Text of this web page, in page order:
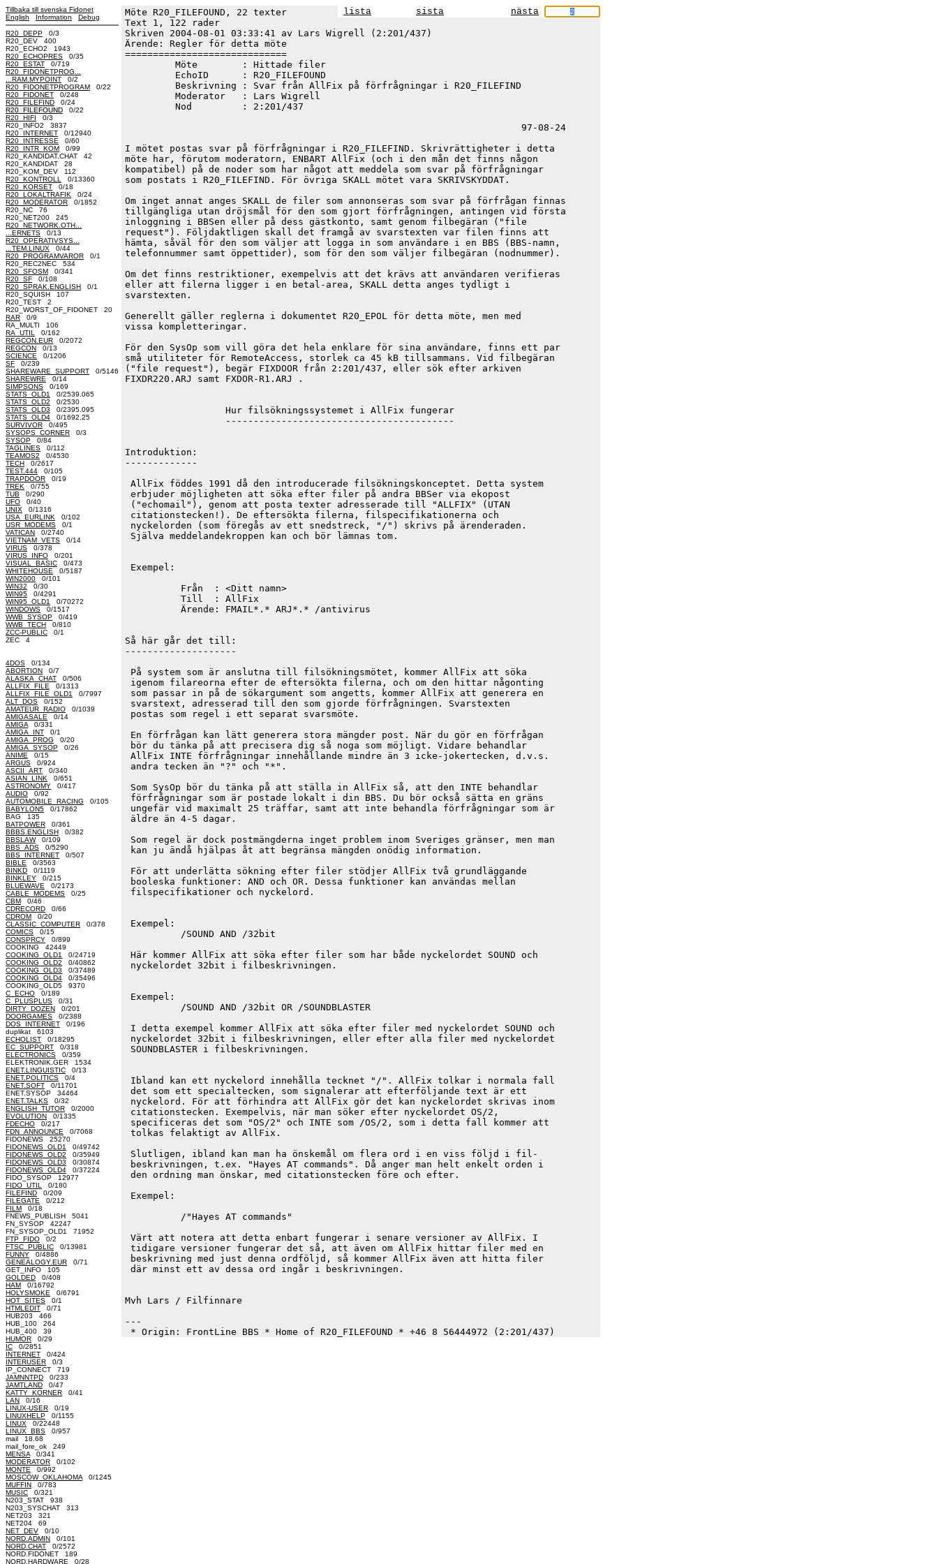
Tillbaka till svenska Fidonet
English
Information Debug
R20_DEPP 0/3
R20_DEV 400
R20_ECHO2 1943
R20_ECHOPRES 0/35
R20_ESTAT 0/719
R20_FIDONETPROG...
...RAM.MYPOINT 0/2
R20_FIDONETPROGRAM 0/22
R20_FIDONET 0/248
R20_FILEFIND 0/24
R20_FILEFOUND 0/22
R20_HIFI 0/3
R20_INFO2 3837
R20_INTERNET 0/12940
R20_INTRESSE 0/60
R20_INTR_KOM 0/99
R20_KANDIDAT.CHAT 42
R20_KANDIDAT 28
R20_KOM_DEV 112
R20_KONTROLL
0/13360
R20_KORSET 0/18
R20_LOKALTRAFIK 0/24
R20_MODERATOR 0/1852
R20_NC 76
R20_NET200 245
R20_NETWORK.OTH...
...ERNETS 0/13
R20_OPERATIVSYS...
...TEM.LINUX 0/44
R20_PROGRAMVAROR 0/1
R20_REC2NEC 534
R20_SFOSM 0/341
R20_SF 0/108
R20_SPRAK.ENGLISH 0/1
R20_SQUISH 107
R20_TEST 2
R20_WORST_OF_FIDONET 20
RAR 0/9
RA_MULTI 106
RA_UTIL
0/162
REGCON.EUR 0/2072
REGCON 0/13
SCIENCE 0/1206
SF 0/239
SHAREWARE_SUPPORT 0/5146
SHAREWRE 0/14
SIMPSONS 0/169
STATS_OLD1
0/2539.065
STATS_OLD2 0/2530
STATS_OLD3 0/2395.095
STATS_OLD4 0/1692.25
SURVIVOR 0/495
SYSOPS_CORNER 0/3
SYSOP 0/84
TAGLINES 0/112
TEAMOS2 0/4530
TECH 0/2617
TEST.444 0/105
TRAPDOOR 0/19
TREK 0/755
TUB 0/290
UFO 0/40
UNIX 0/1316
USA_EURLINK 0/102
USR_MODEMS 0/1
VATICAN 0/2740
VIETNAM_VETS 0/14
VIRUS 0/378
VIRUS_INFO 0/201
VISUAL_BASIC 0/473
WHITEHOUSE 0/5187
WIN2000 0/101
WIN32 0/30
WIN95 0/4291
WIN95_OLD1
0/70272
WINDOWS 0/1517
WWB_SYSOP 0/419
WWB_TECH 0/810
ZCC-PUBLIC 0/1
ZEC 4
4DOS 0/134
ABORTION 0/7
ALASKA_CHAT 0/506
ALLFIX_FILE 0/1313
ALLFIX_FILE_OLD1
0/7997
ALT_DOS 0/152
AMATEUR_RADIO 0/1039
AMIGASALE 0/14
AMIGA 0/331
AMIGA_INT 0/1
AMIGA_PROG 0/20
AMIGA_SYSOP 0/26
ANIME 0/15
ARGUS 0/924
ASCII_ART 0/340
ASIAN_LINK 0/651
ASTRONOMY 0/417
AUDIO 0/92
AUTOMOBILE_RACING 0/105
BABYLON5 0/17862
BAG 135
BATPOWER 0/361
BBBS.ENGLISH 0/382
BBSLAW0/109
BBS_ADS 0/5290
BBS_INTERNET 0/507
BIBLE 0/3563
BINKD 0/1119
BINKLEY 0/215
BLUEWAVE 0/2173
CABLE_MODEMS 0/25
CBM 0/46
CDRECORD 0/66
CDROM 0/20
CLASSIC_COMPUTER 0/378
COMICS 0/15
CONSPRCY 0/899
COOKING 42449
COOKING_OLD1
0/24719
COOKING_OLD2 0/40862
COOKING_OLD3 0/37489
COOKING_OLD4 0/35496
COOKING_OLD5 9370
C_ECHO 0/189
C_PLUSPLUS 0/31
DIRTY_DOZEN 0/201
DOORGAMES 0/2388
DOS_INTERNET 0/196
duplikat 6103
ECHOLIST 0/18295
EC_SUPPORT 0/318
ELECTRONICS 0/359
ELEKTRONIK.GER 1534
ENET.LINGUISTIC 0/13
ENET.POLITICS 0/4
ENET.SOFT 0/11701
ENET.SYSOP 34464
ENET.TALKS 0/32
ENGLISH_TUTOR 0/2000
EVOLUTION 0/1335
FDECHO 0/217
FDN_ANNOUNCE 0/7068
FIDONEWS 25270
FIDONEWS_OLD1
0/49742
FIDONEWS_OLD2 0/35949
FIDONEWS_OLD3 0/30874
FIDONEWS_OLD4 0/37224
FIDO_SYSOP 12977
FIDO_UTIL
0/180
FILEFIND 0/209
FILEGATE 0/212
FILM 0/18
FNEWS_PUBLISH 5041
FN_SYSOP 42247
FN_SYSOP_OLD1 71952
FTP_FIDO 0/2
FTSC_PUBLIC 0/13981
FUNNY 0/4886
GENEALOGY.EUR 0/71
GET_INFO 105
GOLDED 0/408
HAM 0/16792
HOLYSMOKE 0/6791
HOT_SITES 0/1
HTMLEDIT 0/71
HUB203 466
HUB_100 264
HUB_400 39
HUMOR 0/29
IC 0/2851
INTERNET 0/424
INTERUSER 0/3
IP_CONNECT 719
JAMNNTPD 0/233
JAMTLAND 0/47
KATTY_KORNER 0/41
LAN 0/16
LINUX-USER 0/19
LINUXHELP 0/1155
LINUX 0/22448
LINUX_BBS 0/957
mail 18.68
mail_fore_ok 249
MENSA 0/341
MODERATOR 0/102
MONTE 0/992
MOSCOW_OKLAHOMA 0/1245
MUFFIN 0/783
MUSIC 0/321
N203_STAT 938
N203_SYSCHAT 313
NET203 321
NET204 69
NET_DEV 0/10
NORD.ADMIN 0/101
NORD.CHAT 0/2572
NORD.FIDONET 189
NORD.HARDWARE 0/28
Möte R20_FILEFOUND, 22 texter lista sista
nästa
Text 1, 122 rader
Skriven 2004-08-01 03:33:41 av Lars Wigrell (2:201/437)
Ärende: Regler för detta möte
=============================
         Möte        : Hittade filer
         EchoID      : R20_FILEFOUND
         Beskrivning : Svar från AllFix på förfrågningar i R20_FILEFIND
         Moderator   : Lars Wigrell
         Nod         : 2:201/437
                                                                       97-08-24
I mötet postas svar på förfrågningar i R20_FILEFIND. Skrivrättigheter i detta
möte har, förutom moderatorn, ENBART AllFix (och i den mån det finns någon
kompatibel) på de noder som har något att meddela som svar på förfrågningar
som postats i R20_FILEFIND. För övriga SKALL mötet vara SKRIVSKYDDAT.
Om inget annat anges SKALL de filer som annonseras som svar på förfrågan finnas
tillgängliga utan dröjsmål för den som gjort förfrågningen, antingen vid första
inloggning i BBSen eller på dess gästkonto, samt genom filbegäran ("file
request"). Följdaktligen skall det framgå av svarstexten var filen finns att
hämta, såväl för den som väljer att logga in som användare i en BBS (BBS-namn,
telefonnummer samt öppettider), som för den som väljer filbegäran (nodnummer).
Om det finns restriktioner, exempelvis att det krävs att användaren verifieras
eller att filerna ligger i en betal-area, SKALL detta anges tydligt i
svarstexten.
Generellt gäller reglerna i dokumentet R20_EPOL för detta möte, men med
vissa kompletteringar.
För den SysOp som vill göra det hela enklare för sina användare, finns ett par
små utiliteter för RemoteAccess, storlek ca 45 kB tillsammans. Vid filbegäran
("file request"), begär FIXDOOR från 2:201/437, eller sök efter arkiven
FIXDR220.ARJ samt FXDOR-R1.ARJ .
                  Hur filsökningssystemet i AllFix fungerar
                  -----------------------------------------
Introduktion:
-------------
AllFix föddes 1991 då den introducerade filsökningskonceptet. Detta system
erbjuder möjligheten att söka efter filer på andra BBSer via ekopost
("echomail"), genom att posta texter adresserade till "ALLFIX" (UTAN
citationstecken!). De eftersökta filerna, filspecifikationerna och
nyckelorden (som föregås av ett snedstreck, "/") skrivs på ärenderaden.
Själva meddelandekroppen kan och bör lämnas tom.
Exempel:
          Från  : <Ditt namn>
          Till  : AllFix
          Ärende: FMAIL*.* ARJ*.* /antivirus
Så här går det till:
--------------------
På system som är anslutna till filsökningsmötet, kommer AllFix att söka
igenom filareorna efter de eftersökta filerna, och om den hittar någonting
som passar in på de sökargument som angetts, kommer AllFix att generera en
svarstext, adresserad till den som gjorde förfrågningen. Svarstexten
postas som regel i ett separat svarsmöte.
En förfrågan kan lätt generera stora mängder post. När du gör en förfrågan
bör du tänka på att precisera dig så noga som möjligt. Vidare behandlar
AllFix INTE förfrågningar innehållande mindre än 3 icke-jokertecken, d.v.s.
andra tecken än "?" och "*".
Som SysOp bör du tänka på att ställa in AllFix så, att den INTE behandlar
förfrågningar som är postade lokalt i din BBS. Du bör också sätta en gräns
ungefär vid maximalt 25 träffar, samt att inte behandla förfrågningar som är
äldre än 4-5 dagar.
Som regel är dock postmängderna inget problem inom Sveriges gränser, men man
kan ju ändå hjälpas åt att begränsa mängden onödig information.
För att underlätta sökning efter filer stödjer AllFix två grundläggande
booleska funktioner: AND och OR. Dessa funktioner kan användas mellan
filspecifikationer och nyckelord.
Exempel:
          /SOUND AND /32bit
Här kommer AllFix att söka efter filer som har både nyckelordet SOUND och
nyckelordet 32bit i filbeskrivningen.
Exempel:
          /SOUND AND /32bit OR /SOUNDBLASTER
I detta exempel kommer AllFix att söka efter filer med nyckelordet SOUND och
nyckelordet 32bit i filbeskrivningen, eller efter alla filer med nyckelordet
SOUNDBLASTER i filbeskrivningen.
Ibland kan ett nyckelord innehålla tecknet "/". AllFix tolkar i normala fall
det som ett specialtecken, som signalerar att efterföljande text är ett
nyckelord. För att förhindra att AllFix gör det kan nyckelordet skrivas inom
citationstecken. Exempelvis, när man söker efter nyckelordet OS/2,
specificeras det som "OS/2" och INTE som /OS/2, som i detta fall kommer att
tolkas felaktigt av AllFix.
Slutligen, ibland kan man ha önskemål om flera ord i en viss följd i fil-
beskrivningen, t.ex. "Hayes AT commands". Då anger man helt enkelt orden i
den ordning man önskar, med citationstecken före och efter.
Exempel:
          /"Hayes AT commands"
Värt att notera att detta enbart fungerar i senare versioner av AllFix. I
tidigare versioner fungerar det så, att även om AllFix hittar filer med en
beskrivning med just denna ordföljd, så kommer AllFix även att hitta filer
där minst ett av dessa ord ingår i beskrivningen.
Mvh Lars / Filfinnare
---